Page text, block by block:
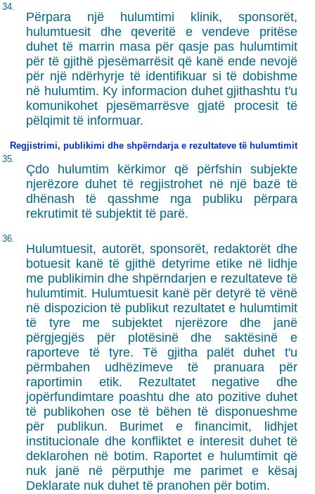
34.
Përpara një hulumtimi klinik, sponsorët,
hulumtuesit dhe qeveritë e vendeve pritëse
duhet të marrin masa për qasje pas hulumtimit
për të gjithë pjesëmarrësit që kanë ende nevojë
për një ndërhyrje të identifikuar si të dobishme
në hulumtim. Ky informacion duhet gjithashtu t'u
komunikohet pjesëmarrësve gjatë procesit të
pëlqimit të informuar.
Regjistrimi, publikimi dhe shpërndarja e rezultateve të hulumtimit
35.
Çdo hulumtim kërkimor që përfshin subjekte
njerëzore duhet të regjistrohet në një bazë të
dhënash të qasshme nga publiku përpara
rekrutimit të subjektit të parë.
36.
Hulumtuesit, autorët, sponsorët, redaktorët dhe
botuesit kanë të gjithë detyrime etike në lidhje
me publikimin dhe shpërndarjen e rezultateve të
hulumtimit. Hulumtuesit kanë për detyrë të vënë
në dispozicion të publikut rezultatet e hulumtimit
të tyre me subjektet njerëzore dhe janë
përgjegjës për plotësinë dhe saktësinë e
raporteve të tyre. Të gjitha palët duhet t'u
përmbahen udhëzimeve të pranuara për
raportimin etik. Rezultatet negative dhe
jopërfundimtare poashtu dhe ato pozitive duhet
të publikohen ose të bëhen të disponueshme
për publikun. Burimet e financimit, lidhjet
institucionale dhe konfliktet e interesit duhet të
deklarohen në botim. Raportet e hulumtimit që
nuk janë në përputhje me parimet e kësaj
Deklarate nuk duhet të pranohen për botim.